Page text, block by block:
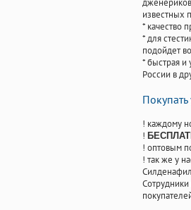
дженериков
известных
* качество
* для
подойдет
* быстрая и
России в
! каждому
!
! оптовым
! так же у